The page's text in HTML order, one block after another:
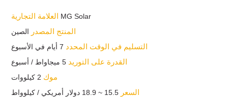
MG Solar
المنتج المصدر الصين
التسليم في الوقت المحدد 7 أيام في الأسبوع
القدرة على التوريد 5 ميجاواط / أسبوع
موك 2 كيلووات
السعر 15.5 ~ 18.9 دولار أمريكي / كيلوواط